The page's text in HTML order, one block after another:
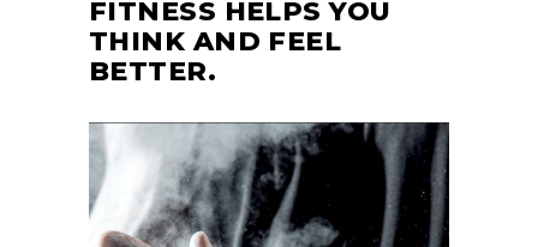
FITNESS HELPS YOU
THINK AND FEEL
BETTER.